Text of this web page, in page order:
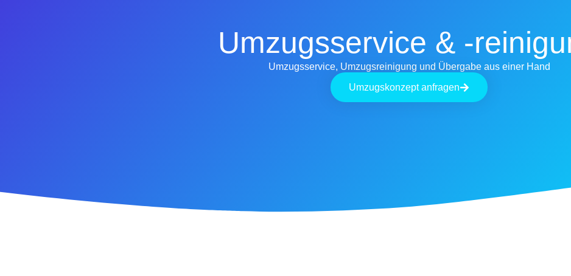
Umzugsservice & -
Umzugsservice, Umzugsreinigung und Übergabe aus einer Hand
Umzugskonzept anfragen